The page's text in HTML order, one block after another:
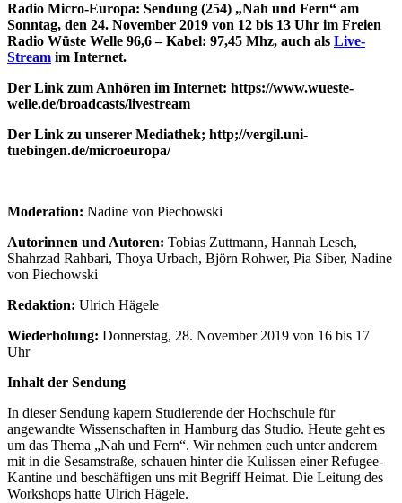
Radio Micro-Europa: Sendung (254) „Nah und Fern“ am
Sonntag, den 24. November 2019 von 12 bis 13 Uhr im Freien
Radio Wüste Welle 96,6 – Kabel: 97,45 Mhz, auch als Live-
Stream im Internet.
Der Link zum Anhören im Internet: https://www.wueste-
welle.de/broadcasts/livestream
Der Link zu unserer Mediathek; http;//vergil.uni-
tuebingen.de/microeuropa/
Moderation: Nadine von Piechowski
Autorinnen und Autoren: Tobias Zuttmann, Hannah Lesch,
Shahrzad Rahbari, Thoya Urbach, Björn Rohwer, Pia Siber, Nadine
von Piechowski
Redaktion: Ulrich Hägele
Wiederholung: Donnerstag, 28. November 2019 von 16 bis 17
Uhr
Inhalt der Sendung
In dieser Sendung kapern Studierende der Hochschule für
angewandte Wissenschaften in Hamburg das Studio. Heute geht es
um das Thema „Nah und Fern“. Wir nehmen euch unter anderem
mit in die Sesamstraße, schauen hinter die Kulissen einer Refugee-
Kantine und beschäftigen uns mit Begriff Heimat. Die Leitung des
Workshops hatte Ulrich Hägele.